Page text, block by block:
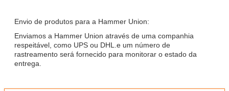
Envio de produtos para a Hammer Union:
Enviamos a Hammer Union através de uma companhia
respeitável, como UPS ou DHL.e um número de
rastreamento será fornecido para monitorar o estado da
entrega.